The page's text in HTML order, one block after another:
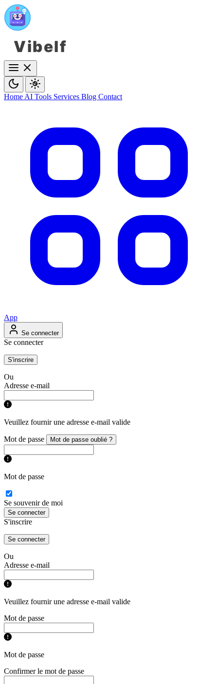
Vibelf
Home AI Tools Services Blog Contact
App
Se connecter
Se connecter
S'inscrire
Ou
Adresse e-mail
Veuillez fournir une adresse e-mail valide
Mot de passe Mot de passe oublié ?
Mot de passe
Se souvenir de moi
Se connecter
S'inscrire
Se connecter
Ou
Adresse e-mail
Veuillez fournir une adresse e-mail valide
Mot de passe
Mot de passe
Confirmer le mot de passe